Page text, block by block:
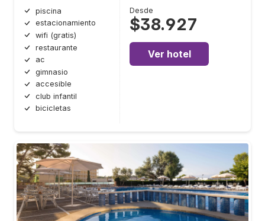
piscina
estacionamiento
wifi (gratis)
restaurante
ac
gimnasio
accesible
club infantil
bicicletas
Desde
$38.927
Ver hotel